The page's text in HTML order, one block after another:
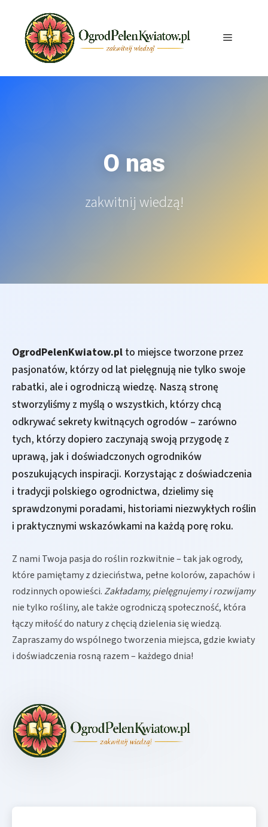
Menu
O nas
zakwitnij wiedzą!
OgrodPelenKwiatow.pl to miejsce tworzone przez
pasjonatów, którzy od lat pielęgnują nie tylko swoje
rabatki, ale i ogrodniczą wiedzę. Naszą stronę
stworzyliśmy z myślą o wszystkich, którzy chcą
odkrywać sekrety kwitnących ogrodów – zarówno
tych, którzy dopiero zaczynają swoją przygodę z
uprawą, jak i doświadczonych ogrodników
poszukujących inspiracji. Korzystając z doświadczenia
i tradycji polskiego ogrodnictwa, dzielimy się
sprawdzonymi poradami, historiami niezwykłych roślin
i praktycznymi wskazówkami na każdą porę roku.
Z nami Twoja pasja do roślin rozkwitnie – tak jak ogrody,
które pamiętamy z dzieciństwa, pełne kolorów, zapachów i
rodzinnych opowieści.Zakładamy, pielęgnujemy i rozwijamy
nie tylko rośliny, ale także ogrodniczą społeczność, która
łączy miłość do natury z chęcią dzielenia się wiedzą.
Zapraszamy do wspólnego tworzenia miejsca, gdzie kwiaty
i doświadczenia rosną razem – każdego dnia!